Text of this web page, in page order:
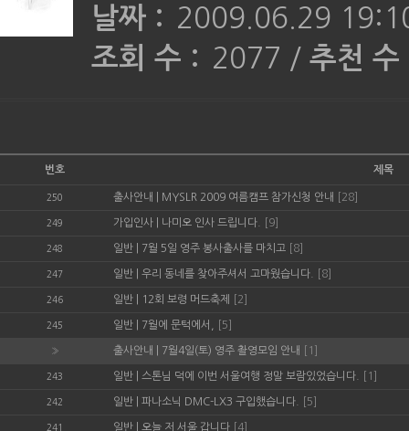
날짜 : 2009.06.29
조회 수 : 2077 / 추천
번호 제목
250 출사안내 MYSLR 2009 여름캠프 참가신청 안내 [28]
249 가입인사 나미오 인사 드립니다. [9]
248 일반 7월 5일 영주 봉사출사를 마치고 [8]
247 일반 우리 동네를 찾아주셔서 고마웠습니다. [8]
246 일반 12회 보령 머드축제 [2]
245 일반 7월에 문턱에서, [5]
» 출사안내 7월4일(토) 영주 촬영모임 안내 [1]
243 일반 스톤님 덕에 이번 서울여행 정말 보람있었습니다. [1]
242 일반 파나소닉 DMC-LX3 구입했습니다. [5]
241 일반 오늘 저 서울 갑니다 [4]